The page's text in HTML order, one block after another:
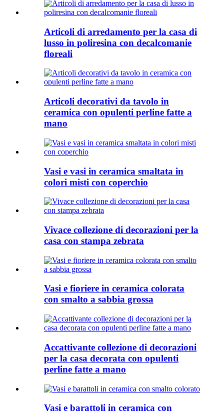
Articoli di arredamento per la casa di
lusso in poliresina con decalcomanie
floreali
Articoli decorativi da tavolo in
ceramica con opulenti perline fatte a
mano
Vasi e vasi in ceramica smaltata in
colori misti con coperchio
Vivace collezione di decorazioni per la
casa con stampa zebrata
Vasi e fioriere in ceramica colorata
con smalto a sabbia grossa
Accattivante collezione di decorazioni
per la casa decorata con opulenti
perline fatte a mano
Vasi e barattoli in ceramica con